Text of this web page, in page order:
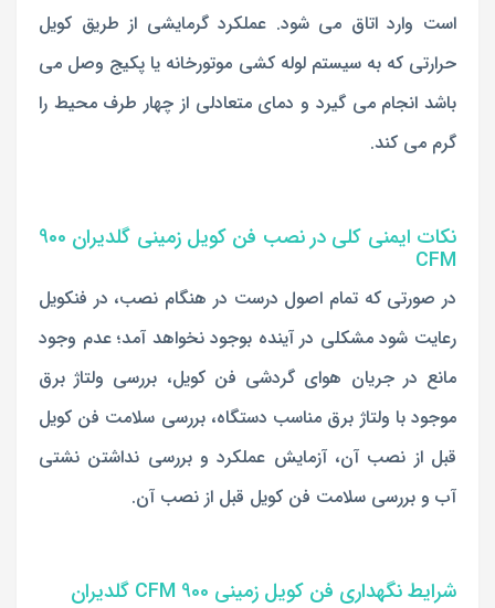
است وارد اتاق می شود. عملکرد گرمایشی از طریق کویل
حرارتی که به سیستم لوله کشی موتورخانه یا پکیج وصل می
باشد انجام می گیرد و دمای متعادلی از چهار طرف محیط را
گرم می کند.
نکات ایمنی کلی در نصب فن کویل زمینی گلدیران 900
CFM
در صورتی که تمام اصول درست در هنگام نصب، در فنکویل
رعایت شود مشکلی در آینده بوجود نخواهد آمد؛ عدم وجود
مانع در جریان هوای گردشی فن کویل، بررسی ولتاژ برق
موجود با ولتاژ برق مناسب دستگاه، بررسی سلامت فن کویل
قبل از نصب آن، آزمایش عملکرد و بررسی نداشتن نشتی
آب و بررسی سلامت فن کویل قبل از نصب آن.
شرایط نگهداری فن کویل زمینی 900 CFM گلدیران